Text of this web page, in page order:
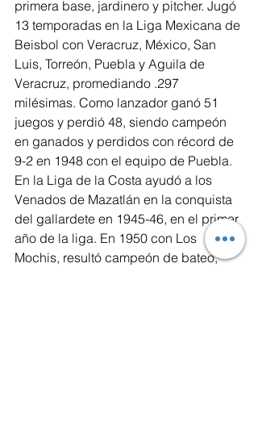
primera base, jardinero y pitcher. Jugó
13 temporadas en la Liga Mexicana de
Beisbol con Veracruz, México, San
Luis, Torreón, Puebla y Aguila de
Veracruz, promediando .297
milésimas. Como lanzador ganó 51
juegos y perdió 48, siendo campeón
en ganados y perdidos con récord de
9-2 en 1948 con el equipo de Puebla.
En la Liga de la Costa ayudó a los
Venados de Mazatlán en la conquista
del gallardete en 1945-46, en el primer
año de la liga. En 1950 con Los
Mochis, resultó campeón de bateo,